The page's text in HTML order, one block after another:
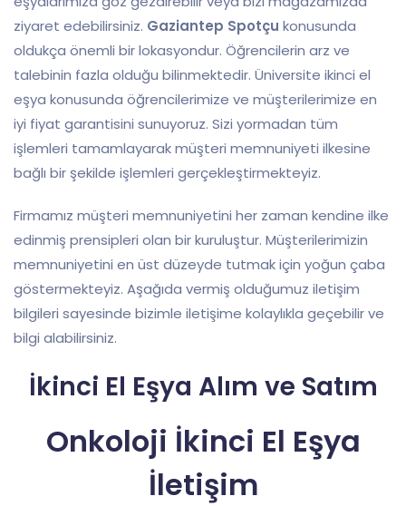
ziyaret edebilirsiniz. Gaziantep Spotçu konusunda
oldukça önemli bir lokasyondur. Öğrencilerin arz ve
talebinin fazla olduğu bilinmektedir. Üniversite ikinci el
eşya konusunda öğrencilerimize ve müşterilerimize en
iyi fiyat garantisini sunuyoruz. Sizi yormadan tüm
işlemleri tamamlayarak müşteri memnuniyeti ilkesine
bağlı bir şekilde işlemleri gerçekleştirmekteyiz.
Firmamız müşteri memnuniyetini her zaman kendine ilke
edinmiş prensipleri olan bir kuruluştur. Müşterilerimizin
memnuniyetini en üst düzeyde tutmak için yoğun çaba
göstermekteyiz. Aşağıda vermiş olduğumuz iletişim
bilgileri sayesinde bizimle iletişime kolaylıkla geçebilir ve
bilgi alabilirsiniz.
İkinci El Eşya Alım ve Satım
Onkoloji İkinci El Eşya
İletişim